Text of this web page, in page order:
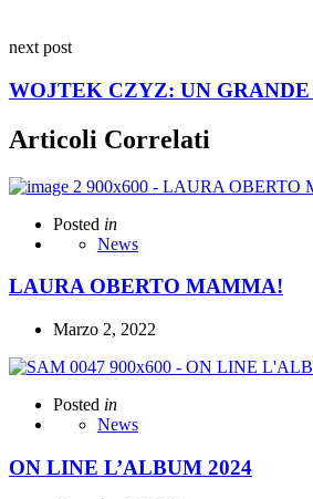
next post
WOJTEK CZYZ: UN
Articoli Correlati
Posted in
News
LAURA OBERTO MAMMA!
Marzo 2, 2022
Posted in
News
ON LINE L’ALBUM 2024